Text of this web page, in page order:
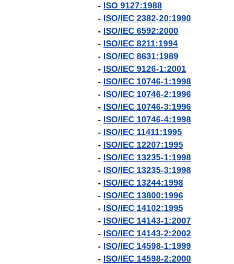
- ISO 9127:1988
- ISO/IEC 2382-20:1990
- ISO/IEC 6592:2000
- ISO/IEC 8211:1994
- ISO/IEC 8631:1989
- ISO/IEC 9126-1:2001
- ISO/IEC 10746-1:1998
- ISO/IEC 10746-2:1996
- ISO/IEC 10746-3:1996
- ISO/IEC 10746-4:1998
- ISO/IEC 11411:1995
- ISO/IEC 12207:1995
- ISO/IEC 13235-1:1998
- ISO/IEC 13235-3:1998
- ISO/IEC 13244:1998
- ISO/IEC 13800:1996
- ISO/IEC 14102:1995
- ISO/IEC 14143-1:2007
- ISO/IEC 14143-2:2002
- ISO/IEC 14598-1:1999
- ISO/IEC 14598-2:2000